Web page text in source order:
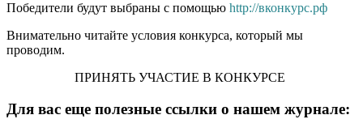
Победители будут выбраны с помощью http://вконкурс.рф
Внимательно читайте условия конкурса, который мы
проводим.
ПРИНЯТЬ УЧАСТИЕ В КОНКУРСЕ
Для вас еще полезные ссылки о нашем журнале: